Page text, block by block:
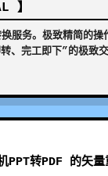
】
服务。极致精简的操
、完工即下”的极致
PPT转PDF 的矢